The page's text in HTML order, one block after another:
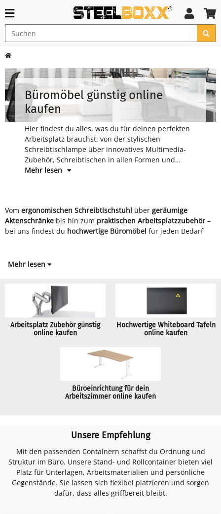
Büromöbel günstig online
kaufen
Hier findest du alles, was du für deinen perfekten
Arbeitsplatz brauchst: von der stylischen
Schreibtischlampe über innovatives Multimedia-
Zubehör, Schreibtischen in allen Formen und
Farben, gemütlichen Sitzmöbeln und cleveren
Mehr lesen
Vom ergonomischen Schreibtischstuhl über geräumige
Aktenschränke bis hin zum praktischen Arbeitsplatzzubehör –
bei uns findest du hochwertige Büromöbel für jeden Bedarf
Mehr lesen
Arbeitsplatz Zubehör günstig
online kaufen
Hochwertige Whiteboard Tafeln
online kaufen
Büroeinrichtung für dein
Arbeitszimmer online kaufen
Unsere Empfehlung
Mit den passenden Containern schaffst du Ordnung und
Struktur im Büro. Unsere Stand- und Rollcontainer bieten viel
Platz für Unterlagen, Arbeitsmaterialien und persönliche
Gegenstände. Sie lassen sich flexibel platzieren und sorgen
dafür, dass alles griffbereit bleibt.